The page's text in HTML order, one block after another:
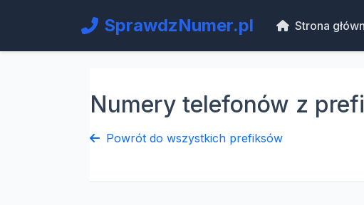
SprawdzNumer.pl Strona
Numery telefonów z
Powrót do wszystkich prefiksów